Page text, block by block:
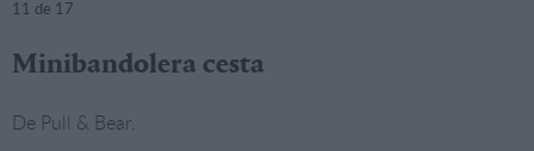
11 de 17
Minibandolera cesta
De Pull & Bear.